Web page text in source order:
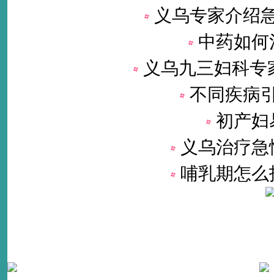
义乌专家介绍
中药如
义乌九三妇科
不同疾病
初产妇
义乌治疗
哺乳期怎